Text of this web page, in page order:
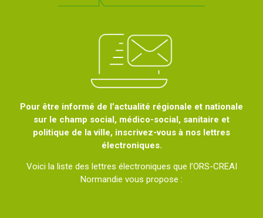
Pour être informé de l’actualité régionale et nationale
sur le champ social, médico-social, sanitaire et
politique de la ville, inscrivez-vous à nos lettres
électroniques.
Voici la liste des lettres électroniques que l’ORS-CREAI
Normandie vous propose :